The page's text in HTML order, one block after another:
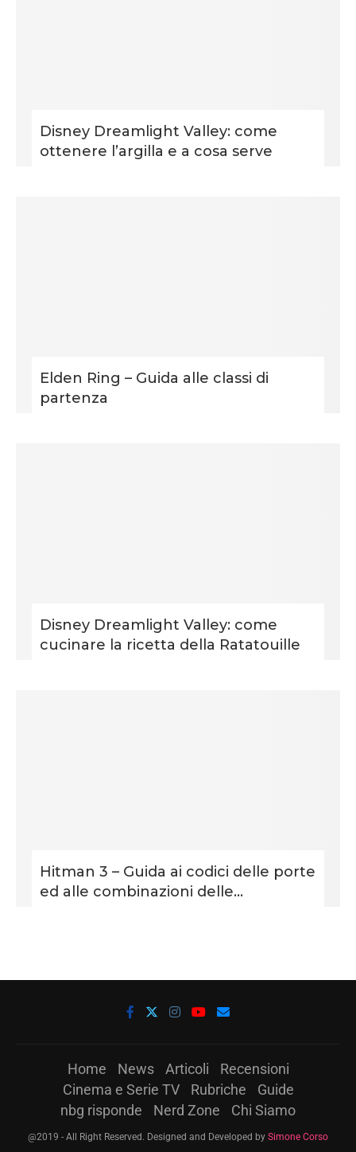
Disney Dreamlight Valley: come
ottenere l’argilla e a cosa serve
Elden Ring – Guida alle classi di
partenza
Disney Dreamlight Valley: come
cucinare la ricetta della Ratatouille
Hitman 3 – Guida ai codici delle porte
ed alle combinazioni delle...
Home News Articoli
Recensioni
Cinema e Serie TV
Rubriche
Guide
nbg risponde
Nerd Zone Chi Siamo
@2019 - All Right Reserved. Designed and Developed by Simone Corso